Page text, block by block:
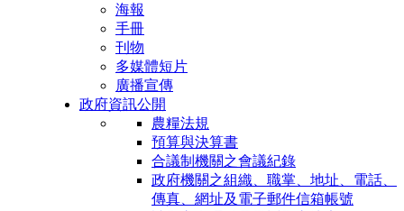
海報
手冊
刊物
多媒體短片
廣播宣傳
政府資訊公開
農糧法規
預算與決算書
合議制機關之會議紀錄
政府機關之組織、職掌、地址、電話、
傳真、網址及電子郵件信箱帳號